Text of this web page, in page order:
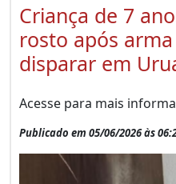
Criança de 7
rosto após
disparar em
Acesse para mais
Publicado em 05/06/2026 às